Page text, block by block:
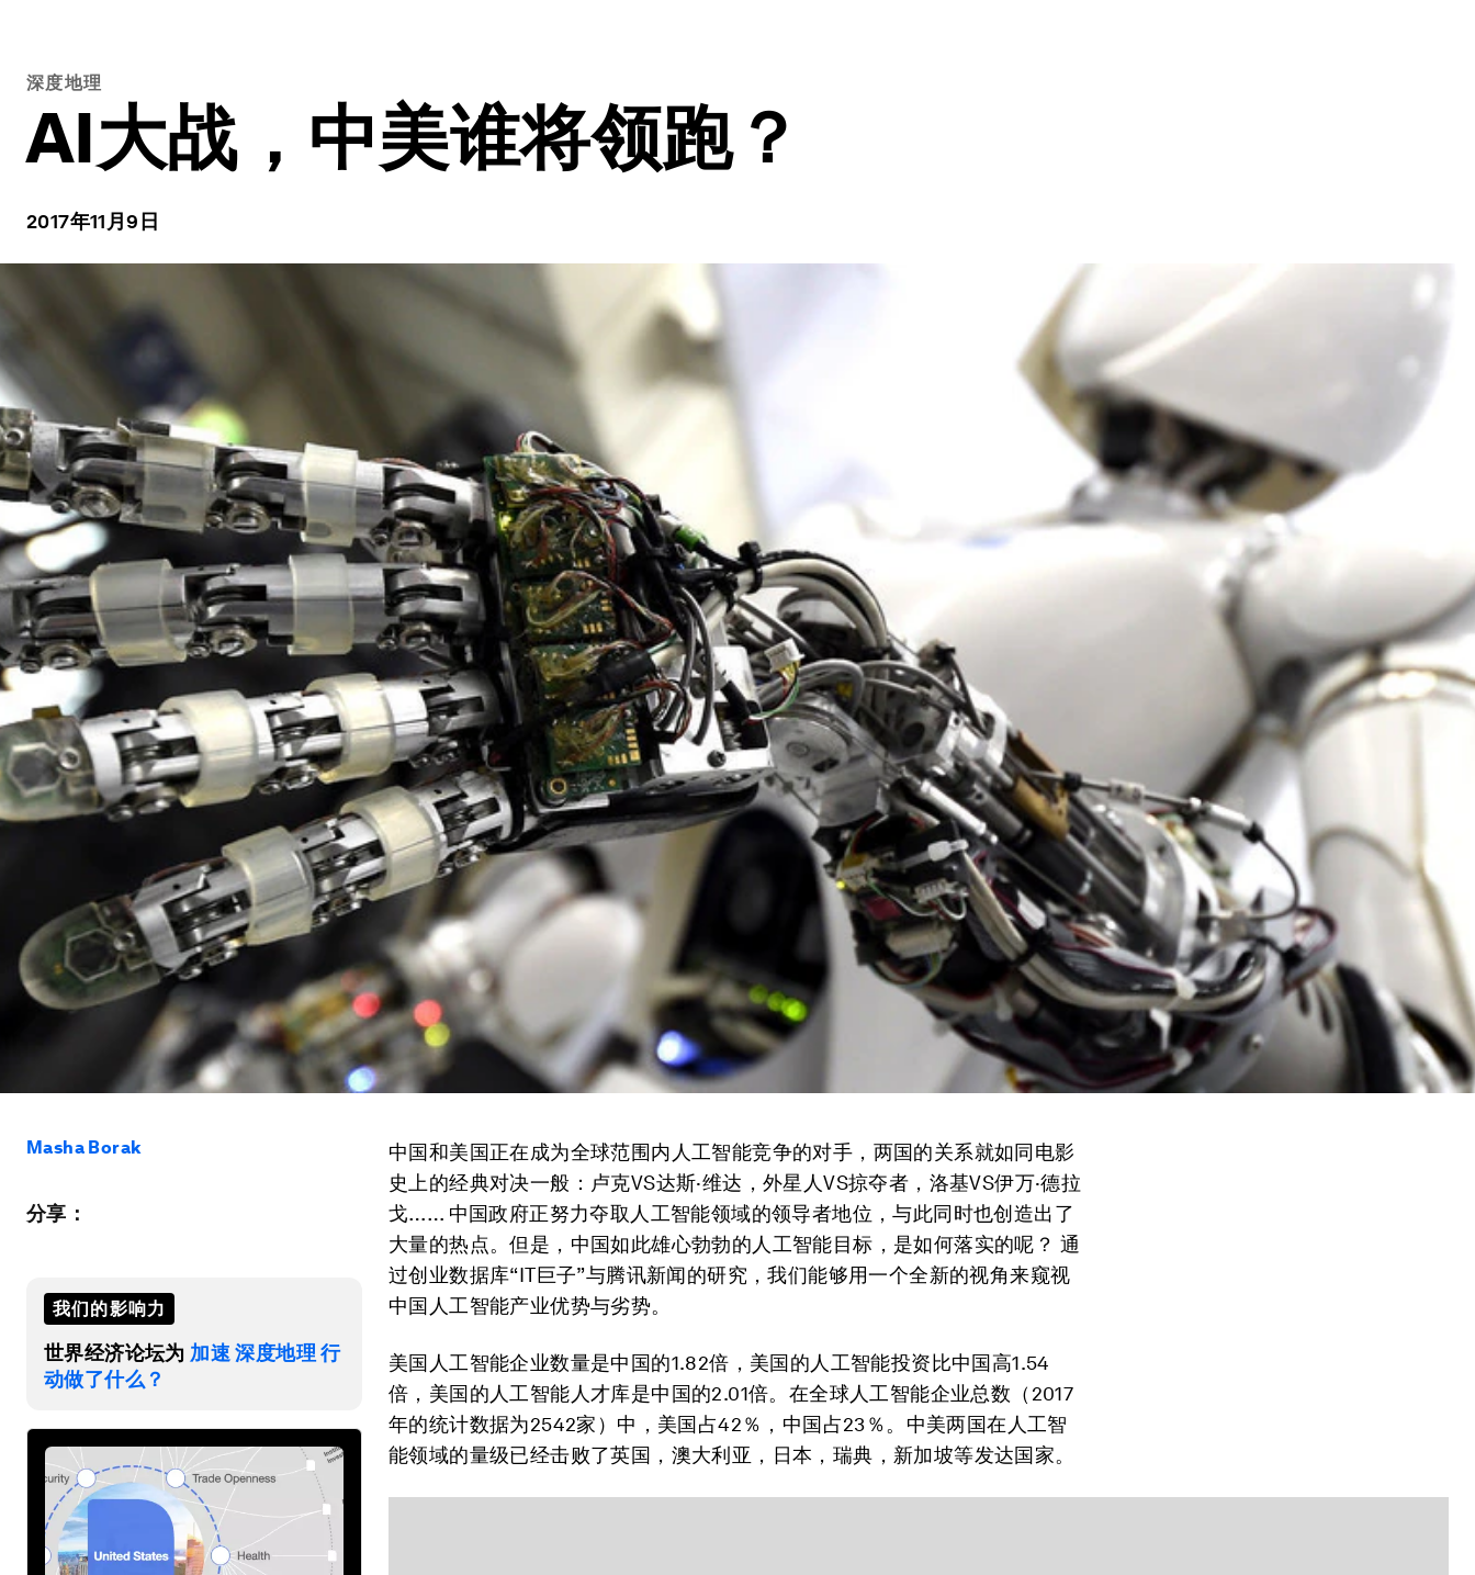
深度地理
AI大战，中美谁将领跑？
2017年11月9日
Masha Borak
分享：
我们的影响力
世界经济论坛为 加速 深度地理 行
动做了什么？
中国和美国正在成为全球范围内人工智能竞争的对手，两国的关系就如同电影
史上的经典对决一般：卢克VS达斯·维达，外星人VS掠夺者，洛基VS伊万·德拉
戈…… 中国政府正努力夺取人工智能领域的领导者地位，与此同时也创造出了
大量的热点。但是，中国如此雄心勃勃的人工智能目标，是如何落实的呢？ 通
过创业数据库“IT巨子”与腾讯新闻的研究，我们能够用一个全新的视角来窥视
中国人工智能产业优势与劣势。
美国人工智能企业数量是中国的1.82倍，美国的人工智能投资比中国高1.54
倍，美国的人工智能人才库是中国的2.01倍。在全球人工智能企业总数（2017
年的统计数据为2542家）中，美国占42％，中国占23％。中美两国在人工智
能领域的量级已经击败了英国，澳大利亚，日本，瑞典，新加坡等发达国家。